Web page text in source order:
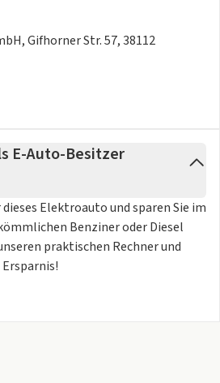
Lane Assist Einparkhilfe
Gifhorner Str. 57, 38112
E-Auto-Besitzer
Elektroauto und sparen Sie im
Benziner oder Diesel
praktischen Rechner und